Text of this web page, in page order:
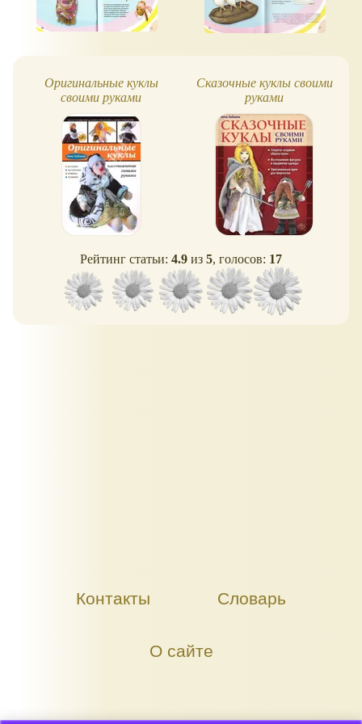
Оригинальные куклы
своими руками
Сказочные куклы своими
руками
Рейтинг статьи: 4.9 из 5, голосов: 17
Контакты Словарь
О сайте